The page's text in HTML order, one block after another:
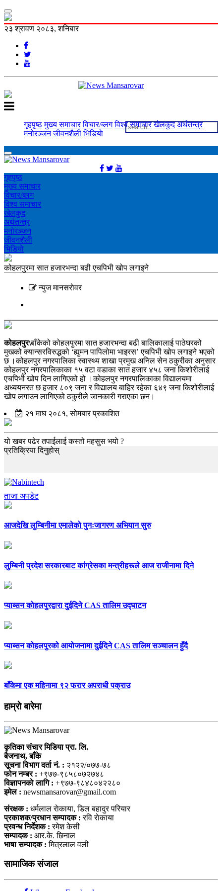
२३ श्रावण २०८३, शनिबार
गृहपृष्ठ मुख्य समाचार विचार/ब्लग विश्व समाचार खेलकुद अर्थतन्त्र
मनोरञ्‍जन जीवनशैली भिडियाे
गृहपृष्ठ
मुख्य समाचार
विचार/ब्लग
विश्व समाचार
खेलकुद
अर्थतन्त्र
मनोरञ्‍जन
जीवनशैली
भिडियाे
कोहलपुरमा सात हजारभन्दा बढी एचपिभी खोप लगाइने
न्युज मानसराेवर
कोहलपुर\बाँकेको कोहलपुरमा सात हजारभन्दा बढी बालिकालाई पाठेघरको
मुखको क्यान्सरविरुद्धको ‘ह्युमन पापिलोमा भाइरस’ एचपिभी खोप लगाइने भएको
छ ।कोहलपुर नगरपालिका स्वास्थ्य शाखा प्रमुख अनिल सेन ठकुरीका अनुसार
कोहलपुर नगरपालिकाका १५ वटा वडाका सात हजार ४५८ जना किशोरीलाई
एचपिभी खोप दिन लागिएको हो ।कोहलपुर नगरपालिकाका विद्यालयमा
अध्ययनरत छ हजार ८०९ जना र विद्यालय बाहिर रहेका ६४९ जना किशोरीलाई
खोप लगाउन लागिएको ठकुरीले जानकारी गराएका छन।
२१ माघ २०८१, सोमबार प्रकाशित
यो खबर पढेर तपाईलाई कस्तो महसुस भयो ?
प्रतिक्रिया दिनुहोस्
ताजा अपडेट
आजदेखि लुम्बिनीमा एमालेको पुनःजागरण अभियान सुरु
लुम्बिनी प्रदेश सरकारबाट कांग्रेसका मन्त्रीहरूले आज राजीनामा दिने
प्याब्सन कोहलपुरद्वारा दुईदिने CAS तालिम उद्घाटन
प्याब्सन कोहलपुरको आयोजनामा दुईदिने CAS तालिम सञ्चालन हुँदै
बाँकेमा एक महिनामा ९२ फरार अपराधी पक्राउ
हाम्राे बारेमा
कृतिका संचार मिडिया प्रा. लि.
बैजनाथ, बाँके
सूचना विभाग दर्ता नं. : २१२२/०७७-७८
फोन नम्बर : +९७७-९८५८०७२७४८
विज्ञापनकाे लागि : +९७७-९८४८०४२२८०
इमेल : newsmansarovar@gmail.com
संरक्षक : धर्मलाल राेकाया, डिल बहादुर परियार
प्रकाशक/प्रधान सम्पादक : रवि राेकाया
प्रवन्ध निर्देशक : रमेश केसी
सम्पादक : आर.के. छिनाल
भाषा सम्पादक : मित्रलाल वली
सामाजिक संजाल